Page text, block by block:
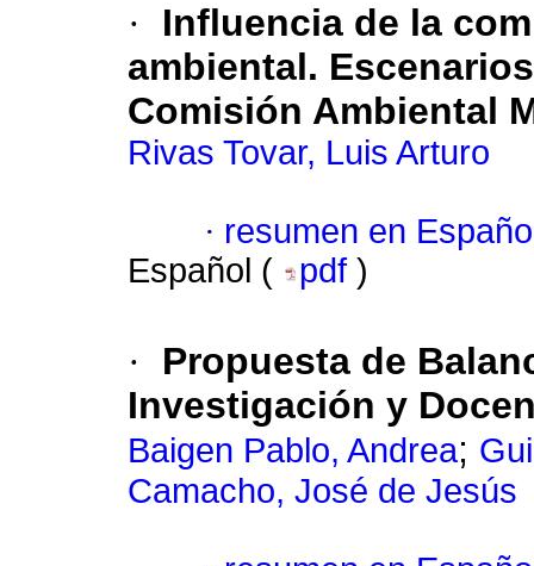
·
Influencia de la
ambiental.
Comisión Ambiental
Rivas Tovar, Luis Arturo
· resumen en
Español (
pdf )
·
Propuesta de
Investigación y
Baigen Pablo, Andrea;
Camacho, José de Jesús